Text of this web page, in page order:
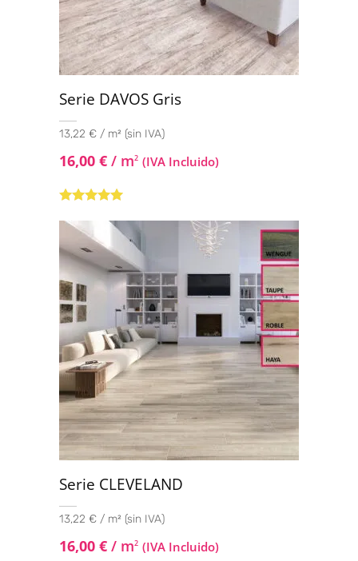
Serie DAVOS Gris
13,22 € / m² (sin IVA)
16,00 € / m2 (IVA Incluido)
5.00de 5
Serie CLEVELAND
13,22 € / m² (sin IVA)
16,00 € / m2 (IVA Incluido)